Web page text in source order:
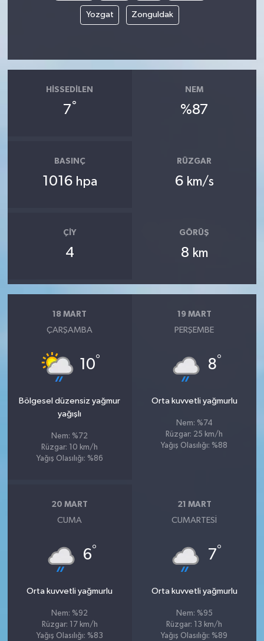
Yozgat Zonguldak
HISSEDILEN
7°
NEM
%87
BASINÇ
1016 hpa
RÜZGAR
6 km/s
ÇIY
4
GÖRÜŞ
8 km
18 MART
ÇARŞAMBA
10°
Bölgesel düzensiz yağmur
yağışlı
Nem: %72
Rüzgar: 10 km/h
Yağış Olasılığı: %86
19 MART
PERŞEMBE
8°
Orta kuvvetli yağmurlu
Nem: %74
Rüzgar: 25 km/h
Yağış Olasılığı: %88
20 MART
CUMA
6°
Orta kuvvetli yağmurlu
Nem: %92
Rüzgar: 17 km/h
Yağış Olasılığı: %83
21 MART
CUMARTESI
7°
Orta kuvvetli yağmurlu
Nem: %95
Rüzgar: 13 km/h
Yağış Olasılığı: %89